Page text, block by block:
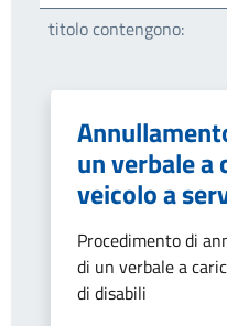
titolo contengono:
un verbale a
veicolo a
Procedimento di
di un verbale a
di disabili